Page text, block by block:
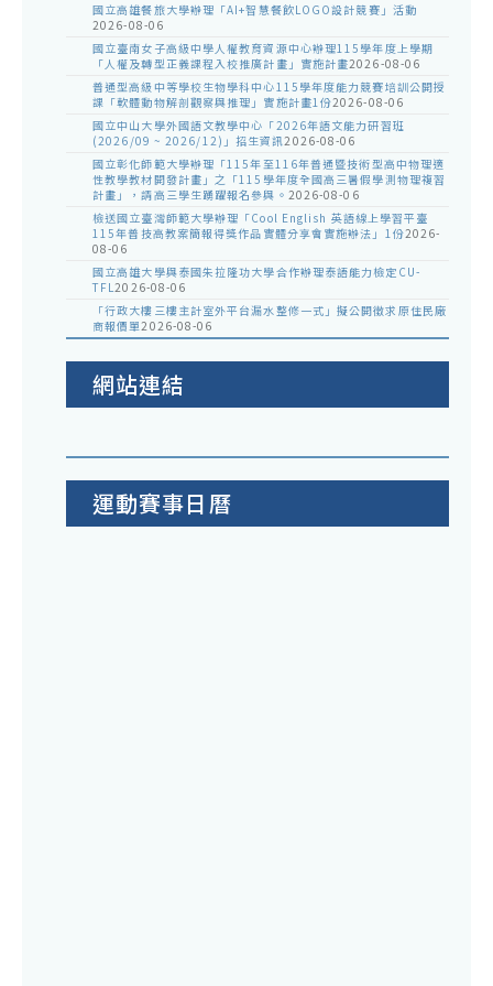
國立高雄餐旅大學辦理「AI+智慧餐飲LOGO設計競賽」活動
2026-08-06
國立臺南女子高級中學人權教育資源中心辦理115學年度上學期
「人權及轉型正義課程入校推廣計畫」實施計畫2026-08-06
普通型高級中等學校生物學科中心115學年度能力競賽培訓公開授
課「軟體動物解剖觀察與推理」實施計畫1份2026-08-06
國立中山大學外國語文教學中心「2026年語文能力研習班
(2026/09 ~ 2026/12)」招生資訊2026-08-06
國立彰化師範大學辦理「115年至116年普通暨技術型高中物理適
性教學教材開發計畫」之「115學年度全國高三暑假學測物理複習
計畫」，請高三學生踴躍報名參與。 2026-08-06
檢送國立臺灣師範大學辦理「Cool English 英語線上學習平臺
115年普技高教案簡報得獎作品實體分享會實施辦法」1份2026-
08-06
國立高雄大學與泰國朱拉隆功大學合作辦理泰語能力檢定CU-
TFL2026-08-06
「行政大樓三樓主計室外平台漏水整修一式」擬公開徵求原住民廠
商報價單2026-08-06
網站連結
運動賽事日曆